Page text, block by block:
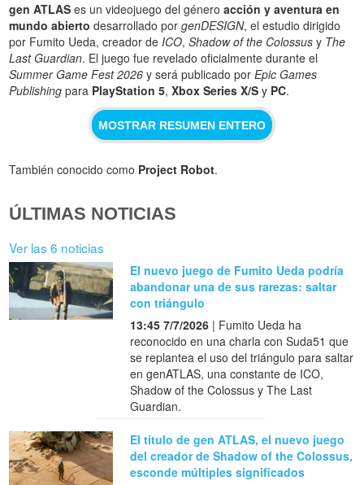
gen ATLAS es un videojuego del géneroacción y aventura en
mundo abierto desarrollado porgenDESIGN, el estudio dirigido
por Fumito Ueda, creador deICO,Shadow of the Colossus y The
Last Guardian. El juego fue revelado oficialmente durante el
Summer Game Fest 2026 y será publicado porEpic Games
Publishing para PlayStation 5,Xbox Series X/S y PC.
MOSTRAR RESUMEN ENTERO
También conocido como Project Robot.
ÚLTIMAS NOTICIAS
Ver las 6 noticias
El nuevo juego de Fumito Ueda podría
abandonar una de sus rarezas: saltar
con triángulo
13:45 7/7/2026 | Fumito Ueda ha
reconocido en una charla con Suda51 que
se replantea el uso del triángulo para saltar
en genATLAS, una constante de ICO,
Shadow of the Colossus y The Last
Guardian.
El título de gen ATLAS, el nuevo juego
del creador de Shadow of the Colossus,
esconde múltiples significados